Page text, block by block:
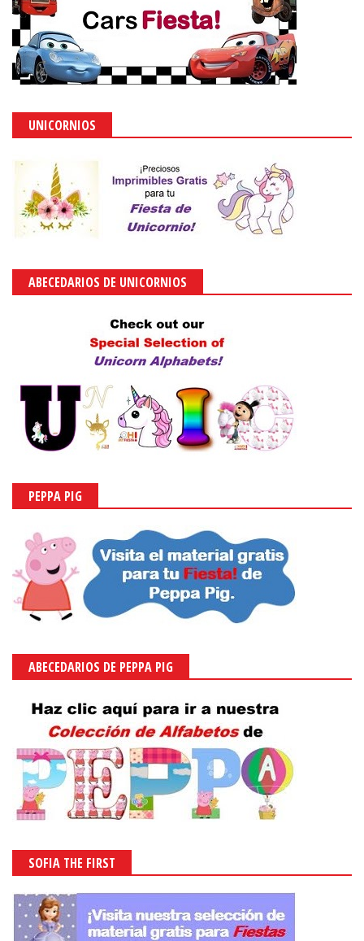
UNICORNIOS
ABECEDARIOS DE UNICORNIOS
PEPPA PIG
ABECEDARIOS DE PEPPA PIG
SOFIA THE FIRST